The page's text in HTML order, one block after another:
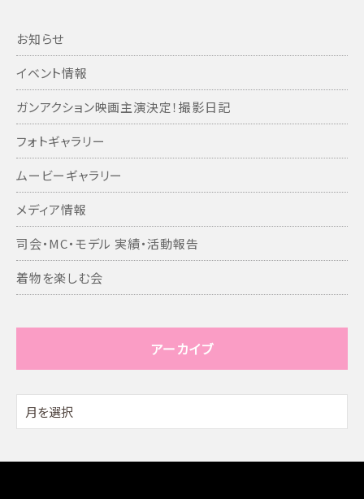
お知らせ
イベント情報
ガンアクション映画主演決定！撮影日記
フォトギャラリー
ムービーギャラリー
メディア情報
司会・MC・モデル 実績・活動報告
着物を楽しむ会
アーカイブ
カ